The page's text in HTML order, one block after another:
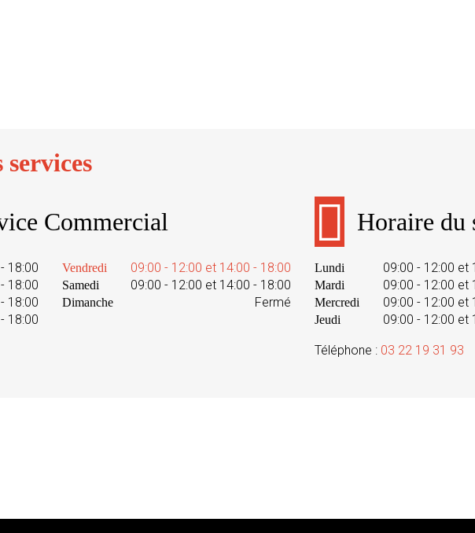
services
Commercial
18:00
18:00
18:00
18:00
Vendredi 09:00 - 12:00 et 14:00 - 18:00
Samedi 09:00 - 12:00 et 14:00 - 18:00
Dimanche Fermé
Horaire du
Lundi 09:00 - 12:00 et
Mardi 09:00 - 12:00 et
Mercredi 09:00 - 12:00 et
Jeudi 09:00 - 12:00 et
Téléphone : 03 22 19 31 93